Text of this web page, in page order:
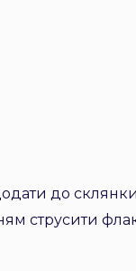
до
струсити